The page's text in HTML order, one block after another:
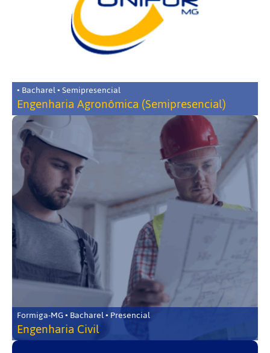
• Bacharel • Semipresencial
Engenharia Agronômica (Semipresencial)
Formiga-MG • Bacharel • Presencial
Engenharia Civil